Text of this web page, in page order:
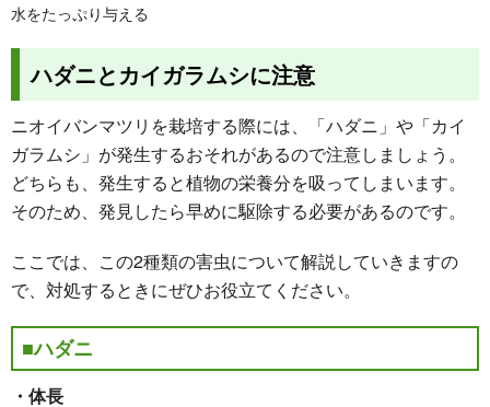
水をたっぷり与える
ハダニとカイガラムシに注意
ニオイバンマツリを栽培する際には、「ハダニ」や「カイ
ガラムシ」が発生するおそれがあるので注意しましょう。
どちらも、発生すると植物の栄養分を吸ってしまいます。
そのため、発見したら早めに駆除する必要があるのです。
ここでは、この2種類の害虫について解説していきますの
で、対処するときにぜひお役立てください。
■ハダニ
・体長